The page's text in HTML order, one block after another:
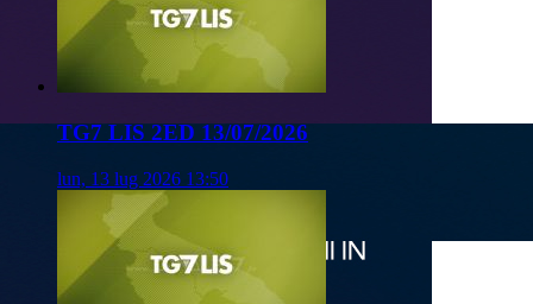
TG7 LIS 2ED 13/07/2026
lun, 13 lug 2026 13:50